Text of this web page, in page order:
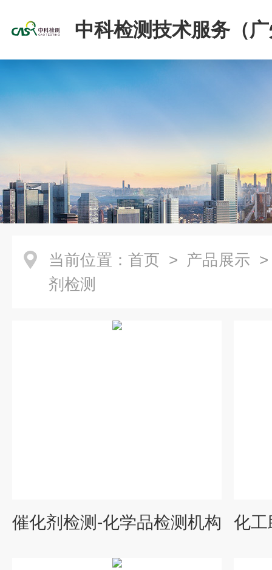
中科检测技术服务（
份有限公司
当前位置： 首页 > 产品展示
剂检测
催化剂检测-化学品检测机构